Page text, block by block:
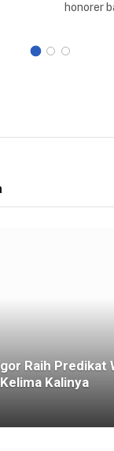
honorer
Raih Predikat
Kalinya